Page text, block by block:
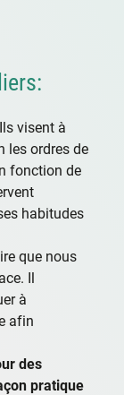
visent à
les ordres de
fonction de
habitudes
que nous
Il
à
afin
des
pratique